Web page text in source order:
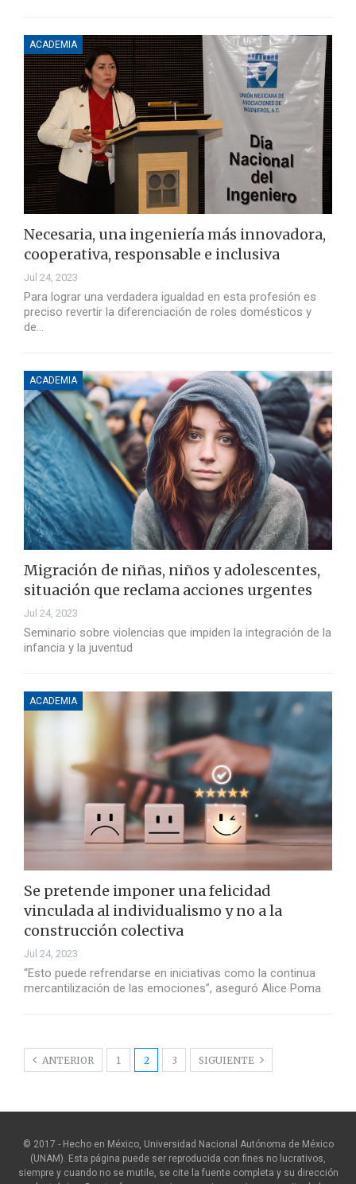
ACADEMIA
Necesaria, una ingeniería más innovadora,
cooperativa, responsable e inclusiva
Jul 24, 2023
Para lograr una verdadera igualdad en esta profesión es
preciso revertir la diferenciación de roles domésticos y
de…
ACADEMIA
Migración de niñas, niños y adolescentes,
situación que reclama acciones urgentes
Jul 24, 2023
Seminario sobre violencias que impiden la integración de la
infancia y la juventud
ACADEMIA
Se pretende imponer una felicidad
vinculada al individualismo y no a la
construcción colectiva
Jul 24, 2023
“Esto puede refrendarse en iniciativas como la continua
mercantilización de las emociones”, aseguró Alice Poma
ANTERIOR 1 2 3 SIGUIENTE
© 2017 - Hecho en México, Universidad Nacional Autónoma de México
(UNAM). Esta página puede ser reproducida con fines no lucrativos,
siempre y cuando no se mutile, se cite la fuente completa y su dirección